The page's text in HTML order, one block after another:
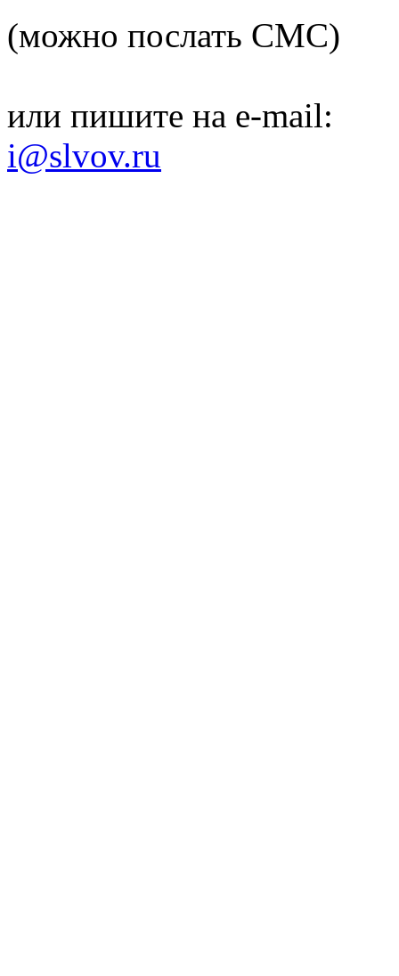
(можно послать СМС)
или пишите на e-mail:
i@slvov.ru